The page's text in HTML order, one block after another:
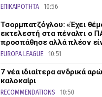
ΕΠΙΚΑΙΡΟΤΗΤΑ 10:56
Τσορμπατζόγλου: «Έχει
εκτελεστή στα πέναλτι ο
προσπάθησε αλλά πλέον
EUROPA LEAGUE 10:51
7 νέα ιδιαίτερα ανδρικά
καλοκαίρι
RECOMMENDATIONS 10:50